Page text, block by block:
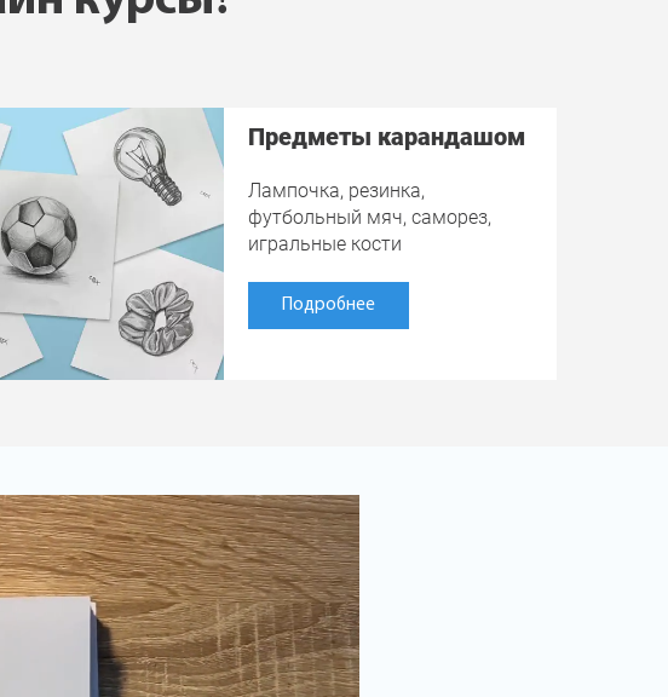
Предметы карандашом
Лампочка, резинка,
футбольный мяч, саморез,
игральные кости
Подробнее